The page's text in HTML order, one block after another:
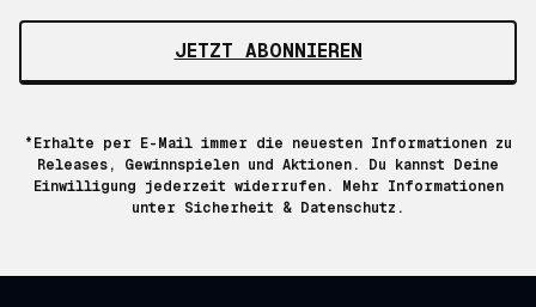
JETZT ABONNIEREN
*Erhalte per E-Mail immer die neuesten Informationen zu
Releases, Gewinnspielen und Aktionen. Du kannst Deine
Einwilligung jederzeit widerrufen. Mehr Informationen
unter Sicherheit & Datenschutz.